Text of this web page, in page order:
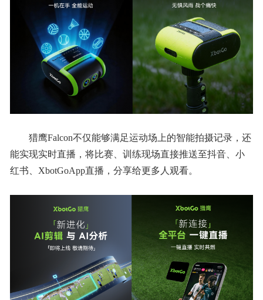
猎鹰Falcon不仅能够满足运动场上的智能拍摄记录，还
能实现实时直播，将比赛、训练现场直接推送至抖音、小
红书、XbotGoApp直播，分享给更多人观看。